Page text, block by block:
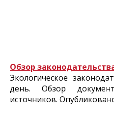
Обзор
Экологическое
день. Обзор
источников.